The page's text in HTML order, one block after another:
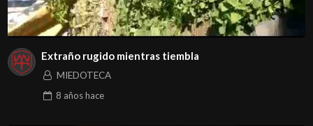
Extraño rugido mientras tiembla
MIEDOTECA
8 añoshace